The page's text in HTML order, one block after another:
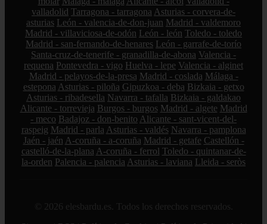
valladolid Tarragona - tarragona Asturias - corvera-de-
asturias León - valencia-de-don-juan Madrid - valdemoro
Madrid - villaviciosa-de-odón León - león Toledo - toledo
Madrid - san-fernando-de-henares León - garrafe-de-torío
Santa-cruz-de-tenerife - granadilla-de-abona Valencia -
requena Pontevedra - vigo Huelva - lepe Valencia - alginet
Madrid - pelayos-de-la-presa Madrid - coslada Málaga -
estepona Asturias - piloña Gipuzkoa - deba Bizkaia - getxo
Asturias - ribadesella Navarra - tafalla Bizkaia - galdakao
Alicante - torrevieja Burgos - burgos Madrid - algete Madrid
- meco Badajoz - don-benito Alicante - sant-vicent-del-
raspeig Madrid - parla Asturias - valdés Navarra - pamplona
Jaén - jaén A-coruña - a-coruña Madrid - getafe Castellón -
castelló-de-la-plana A-coruña - ferrol Toledo - quintanar-de-
la-orden Palencia - palencia Asturias - laviana Lleida - seròs
© 2026 elesbardu.es. Todos los derechos reservados.